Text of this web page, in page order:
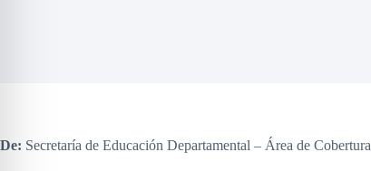
De: Secretaría de Educación Departamental – Área de Cobertura